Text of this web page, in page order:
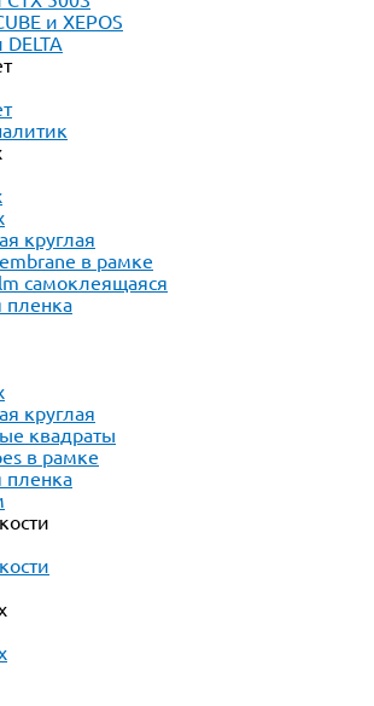
и XEPOS
круглая
в рамке
самоклеящаяся
пленка
круглая
квадраты
в рамке
пленка